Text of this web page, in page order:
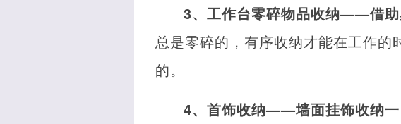
3、工作台零碎物品收纳——借助
总是零碎的，有序收纳才能在工作
的。
4、首饰收纳——墙面挂饰收纳一